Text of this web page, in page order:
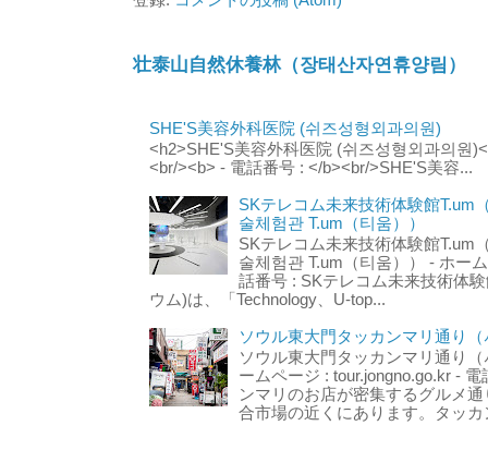
壮泰山自然休養林（장태산자연휴양림）
SHE'S美容外科医院 (쉬즈성형외과의원)
<h2>SHE'S美容外科医院 (쉬즈성형외과의원
<br/><b> - 電話番号 : </b><br/>SHE'S美容...
SKテレコム未来技術体験館T.um
술체험관 T.um（티움））
SKテレコム未来技術体験館T.um
술체험관 T.um（티움）） - ホー
話番号 : SKテレコム未来技術体
ウム)は、「Technology、U-top...
ソウル東大門タッカンマリ通り
ソウル東大門タッカンマリ通り
ームページ : tour.jongno.go.kr -
ンマリのお店が密集するグルメ
合市場の近くにあります。タッ